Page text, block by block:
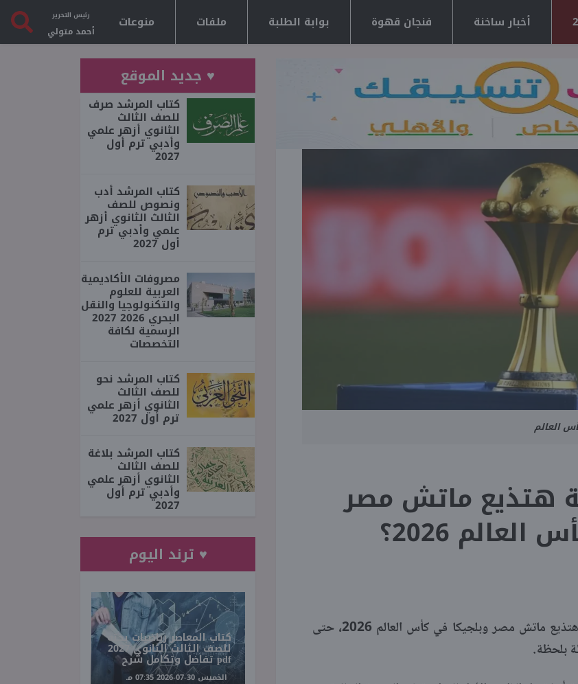
أخبار ساخنة فنجان قهوة بوابة الطلبة ملفات منوعات رئيس التحرير
أحمد متولي
العالم
هتذيع ماتش مصر
2026؟
يتساءل العديد من الجماهير هل قناة الجزائرية هتذيع ماتش مصر وبلجيكا في كأس العالم 2026، حتى
بلحظة.
♥ جديد الموقع
كتاب المرشد صرف
للصف الثالث
الثانوي أزهر علمي
وأدبي ترم أول
2027
كتاب المرشد أدب
ونصوص للصف
الثالث الثانوي أزهر
علمي وأدبي ترم
أول 2027
مصروفات الأكاديمية
العربية للعلوم
والتكنولوجيا والنقل
البحري 2026 2027
الرسمية لكافة
التخصصات
كتاب المرشد نحو
للصف الثالث
الثانوي أزهر علمي
ترم أول 2027
كتاب المرشد بلاغة
للصف الثالث
الثانوي أزهر علمي
وأدبي ترم أول
2027
♥ ترند اليوم
كتاب المعاصر رياضيات بحته
للصف الثالث الثانوي 2027
pdf تفاضل وتكامل شرح
الخميس 30-07-2026 07:35 مـ